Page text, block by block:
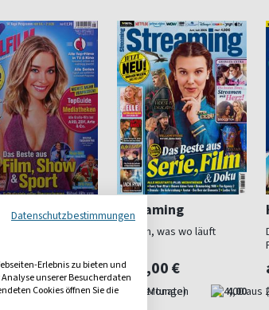
€
4,13
Streaming
Wissen, was wo läuft
ab 6,00 €
(alle 2 Monate) 4,00
Datenschutzbestimmungen
Erlebnis zu bieten und
unserer Besucherdaten
Cookies öffnen Sie die